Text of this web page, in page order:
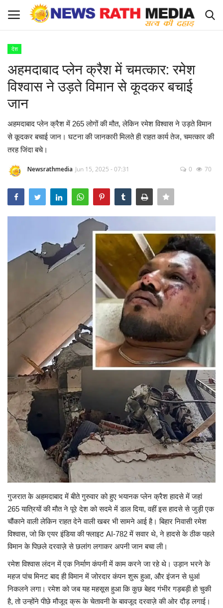
About Us
Apply for News Rath Media ID Card
देश
ज्योतिष
व्यापार
फेक न्यूज एक्सपोज
वीमन
करियर
बॉलीवुड
विदेश
खेल
रोचक खबरें
लाईफ & साइंस
जीवन मंत्र
युटीलीटी
शोक समाचार
देश
अहमदाबाद प्लेन क्रैश में चमत्कार: रमेश
विश्वास ने उड़ते विमान से कूदकर बचाई
जान
अहमदाबाद प्लेन क्रैश में 265 लोगों की मौत, लेकिन रमेश विश्वास ने उड़ते विमान
से कूदकर बचाई जान। घटना की जानकारी मिलते ही राहत कार्य तेज, चमत्कार की
तरह जिंदा बचे।
Newsrathmedia Jun 15, 2025 - 07:31 0 70
गुजरात के अहमदाबाद में बीते गुरुवार को हुए भयानक प्लेन क्रैश हादसे में जहां
265 यात्रियों की मौत ने पूरे देश को सदमे में डाल दिया, वहीं इस हादसे से जुड़ी एक
चौंकाने वाली लेकिन राहत देने वाली खबर भी सामने आई है। बिहार निवासी रमेश
विश्वास, जो कि एयर इंडिया की फ्लाइट AI-782 में सवार थे, ने हादसे के ठीक पहले
विमान के पिछले दरवाज़े से छलांग लगाकर अपनी जान बचा ली।
रमेश विश्वास लंदन में एक निर्माण कंपनी में काम करने जा रहे थे। उड़ान भरने के
महज पांच मिनट बाद ही विमान में जोरदार कंपन शुरू हुआ, और इंजन से धुआं
निकलने लगा। रमेश को जब यह महसूस हुआ कि कुछ बेहद गंभीर गड़बड़ी हो चुकी
है, तो उन्होंने पीछे मौजूद क्रू के चेतावनी के बावजूद दरवाज़े की ओर दौड़ लगाई।